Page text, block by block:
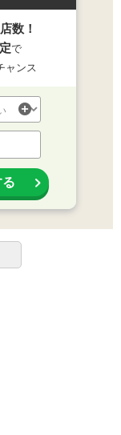
数！
で
ャンス